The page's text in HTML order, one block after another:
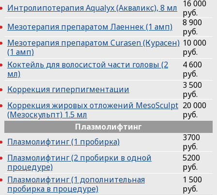
Интролипотерапия Aqualyx (Акваликс), 8 мл
16 000
руб.
Мезотерапия препаратом Лаеннек (1 амп)
8 900
руб.
Мезотерапия препаратом Curasen (Курасен)
(1 амп)
10 000
руб.
Коктейль для волосистой части головы (2
мл)
4 600
руб.
Коррекция гиперпигментации
3 500
руб.
Коррекция жировых отложений MesoSculpt
(Мезоскульпт) 1.5 мл
20 000
руб.
Плазмолифтинг
Плазмолифтинг (1 пробирка)
3700
руб.
Плазмолифтинг (2 пробирки в одной
процедуре)
5200
руб.
Плазмолифтинг (1 дополнительная
пробирка в процедуре)
1 500
руб.